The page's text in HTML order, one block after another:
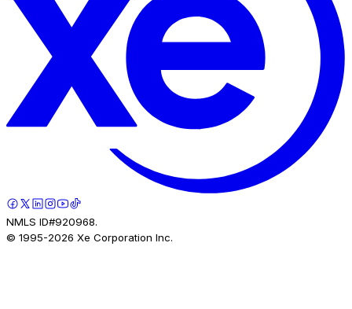
NMLS ID#920968.
© 1995-2026 Xe Corporation Inc.